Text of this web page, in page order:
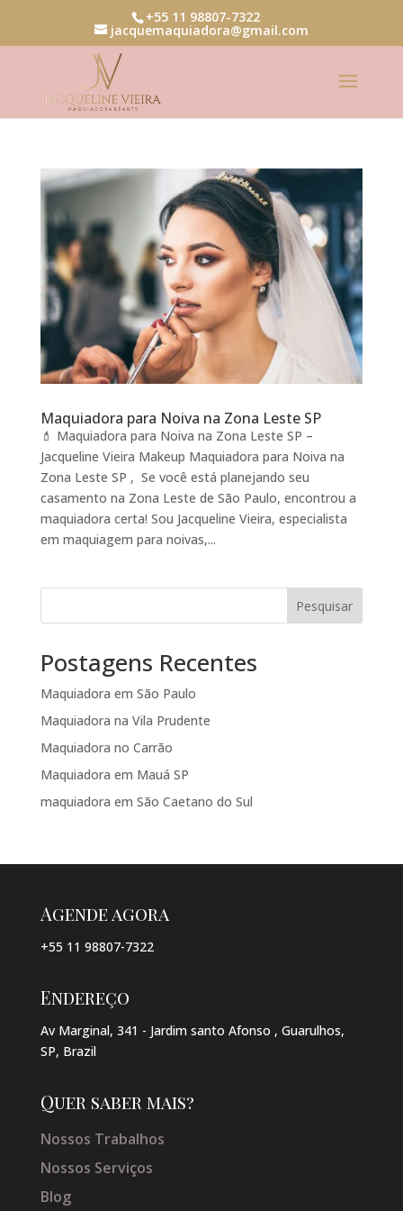
+55 11 98807-7322
jacquemaquiadora@gmail.com
Maquiadora para Noiva na Zona Leste SP
💄 Maquiadora para Noiva na Zona Leste SP –
Jacqueline Vieira Makeup Maquiadora para Noiva na
Zona Leste SP , Se você está planejando seu
casamento na Zona Leste de São Paulo, encontrou a
maquiadora certa! Sou Jacqueline Vieira, especialista
em maquiagem para noivas,...
Pesquisar
Postagens Recentes
Maquiadora em São Paulo
Maquiadora na Vila Prudente
Maquiadora no Carrão
Maquiadora em Mauá SP
maquiadora em São Caetano do Sul
Agende agora
+55 11 98807-7322
Endereço
Av Marginal, 341 - Jardim santo Afonso , Guarulhos,
SP, Brazil
Quer saber mais?
Nossos Trabalhos
Nossos Serviços
Blog